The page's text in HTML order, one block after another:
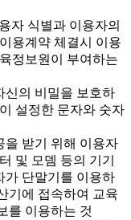
자 식별과 이용자의
용계약 체결시 이용
정보원이 부여하는
의 비밀을 보호하
설정한 문자와 숫자
받기 위해 이용자
및 모뎀 등의 기기
단말기를 이용하
기에 접속하여 교육
를 이용하는 것